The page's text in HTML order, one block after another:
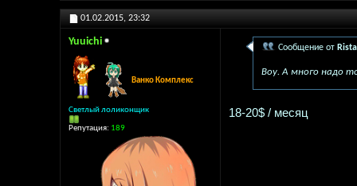
01.02.2015, 23:32
Yuuichi
Ванко Комплекс
Светлый лоликонщик
Репутация: 189
Сообщение от
Воу. А много надо
18-20$ / месяц